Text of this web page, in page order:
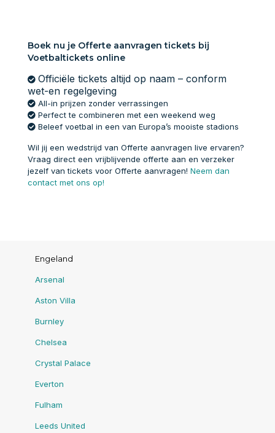
Boek nu je Offerte aanvragen tickets bij
Voetbaltickets online
Officiële tickets altijd op naam – conform
wet-en regelgeving
All-in prijzen zonder verrassingen
Perfect te combineren met een weekend weg
Beleef voetbal in een van Europa’s mooiste stadions
Wil jij een wedstrijd van Offerte aanvragen live ervaren?
Vraag direct een vrijblijvende offerte aan en verzeker
jezelf van tickets voor Offerte aanvragen! Neem dan
contact met ons op!
Engeland
Arsenal
Aston Villa
Burnley
Chelsea
Crystal Palace
Everton
Fulham
Leeds United